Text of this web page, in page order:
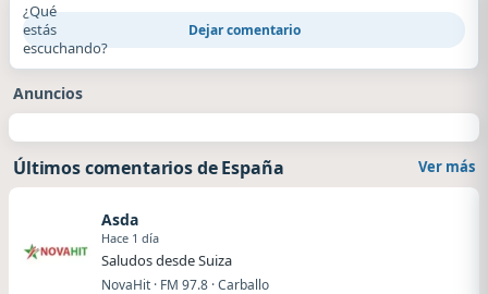
¿Qué
estás
escuchando?
Dejar comentario
Anuncios
Últimos comentarios de España Ver más
Asda
Hace 1 día
Saludos desde Suiza
NovaHit · FM 97.8 · Carballo